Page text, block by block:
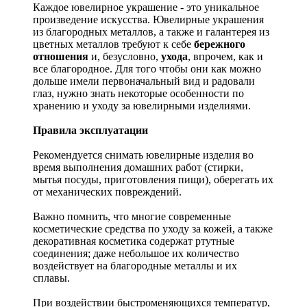
Каждое ювелирное украшение - это уникальное
произведение искусства. Ювелирные украшения
из благородных металлов, а также и галантерея из
цветных металлов требуют к себе бережного
отношения и, безусловно, ухода, впрочем, как и
все благородное. Для того чтобы они как можно
дольше имели первоначальный вид и радовали
глаз, нужно знать некоторые особенности по
хранению и уходу за ювелирными изделиями.
Правила эксплуатации
Рекомендуется снимать ювелирные изделия во
время выполнения домашних работ (стирки,
мытья посуды, приготовления пищи), оберегать их
от механических повреждений.
Важно помнить, что многие современные
косметические средства по уходу за кожей, а также
декоративная косметика содержат ртутные
соединения; даже небольшое их количество
воздействует на благородные металлы и их
сплавы.
При воздействии быстроменяющихся температур,